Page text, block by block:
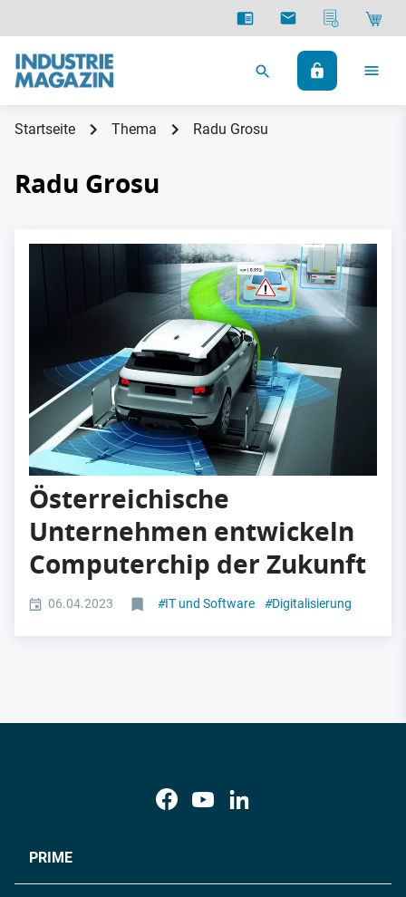
Startseite Thema Radu Grosu
Radu Grosu
Österreichische
Unternehmen entwickeln
Computerchip der Zukunft
06.04.2023 #IT und Software #Digitalisierung
PRIME